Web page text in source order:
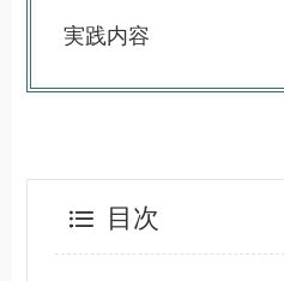
実践内容
目次